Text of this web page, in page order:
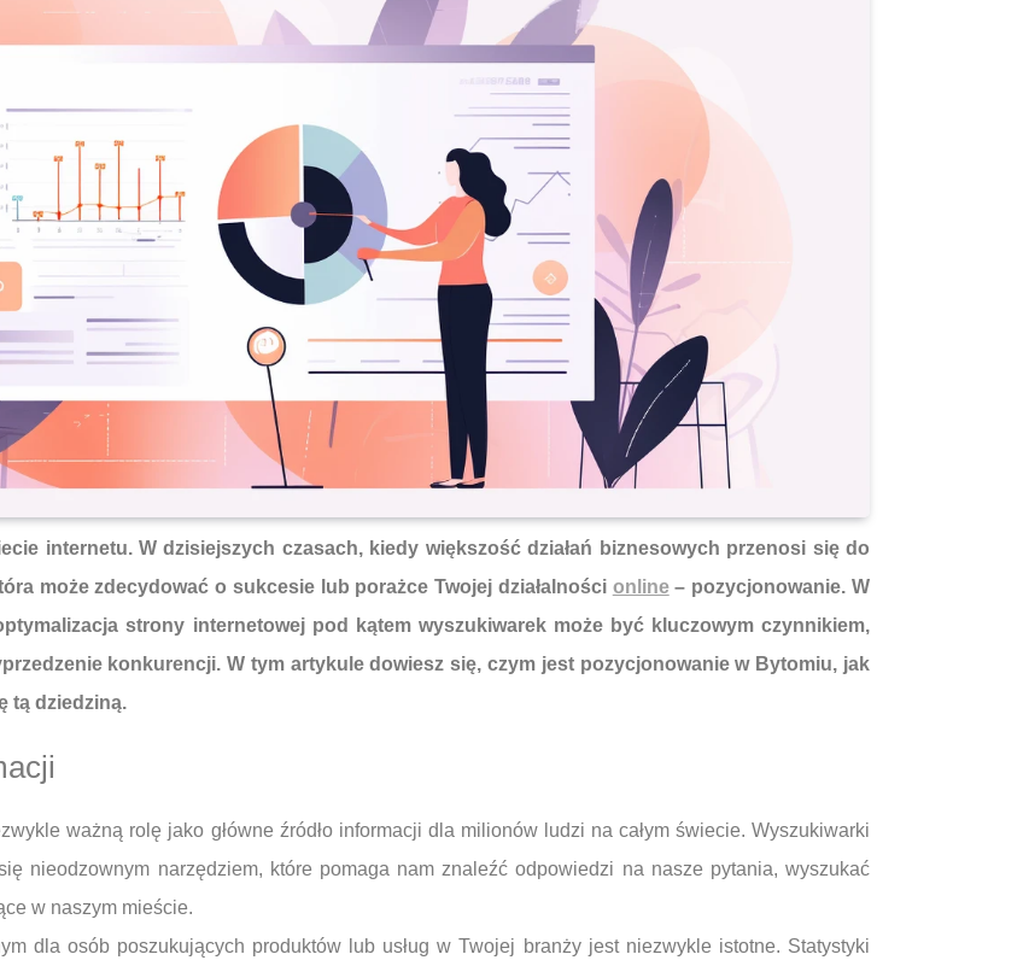
internetu. W dzisiejszych czasach, kiedy większość działań biznesowych przenosi się do
może zdecydować o sukcesie lub porażce Twojej działalności online– pozycjonowanie. W
strony internetowej pod kątem wyszukiwarek może być kluczowym czynnikiem,
konkurencji. W tym artykule dowiesz się, czym jest pozycjonowanie w Bytomiu, jak
tą dziedziną.
ważną rolę jako główne źródło informacji dla milionów ludzi na całym świecie. Wyszukiwarki
nieodzownym narzędziem, które pomaga nam znaleźć odpowiedzi na nasze pytania, wyszukać
w naszym mieście.
dla osób poszukujących produktów lub usług w Twojej branży jest niezwykle istotne. Statystyki